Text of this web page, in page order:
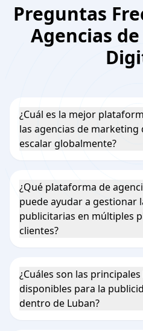
Preguntas
Agencias
¿Cuál es la mejor
las agencias de
escalar globalmente?
¿Qué plataforma de
puede ayudar a gestionar
publicitarias en múltiples
clientes?
¿Cuáles son las
disponibles para la
dentro de Luban?